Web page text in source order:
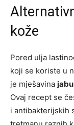
kože
Pored ulja
koji se koriste u
je mješavina
Ovaj recept se
i antibakterijskih